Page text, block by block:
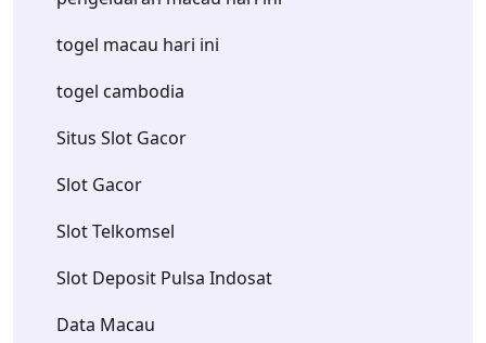
togel macau hari ini
togel cambodia
Situs Slot Gacor
Slot Gacor
Slot Telkomsel
Slot Deposit Pulsa Indosat
Data Macau